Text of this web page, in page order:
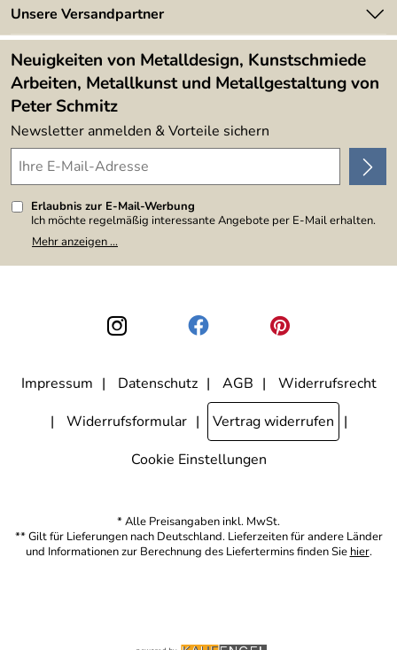
Newsletter
Lieferbedingungen
Kundenbewertungen (394)
4,9/5
Unsere Versandpartner
Neuigkeiten von Metalldesign, Kunstschmiede
Arbeiten, Metallkunst und Metallgestaltung von
Peter Schmitz
Newsletter anmelden & Vorteile sichern
Erlaubnis zur E-Mail-Werbung
Ich möchte regelmäßig interessante Angebote per E-Mail erhalten.
Meine E-Mail-Adresse wird nicht an andere Unternehmen
weitergegeben. Zu statistischen Zwecken wird in anonymer Form
den Link "Abmelden" am Ende des Newsletters anklicke. Die
Datenschutzerklärung
habe ich zur Kenntnis genommen.
Mehr anzeigen ...
Impressum Datenschutz AGB
Widerrufsrecht
Widerrufsformular
Vertrag widerrufen
Cookie Einstellungen
* Alle Preisangaben inkl. MwSt.
** Gilt für Lieferungen nach Deutschland. Lieferzeiten für andere Länder
und Informationen zur Berechnung des Liefertermins finden Sie hier.